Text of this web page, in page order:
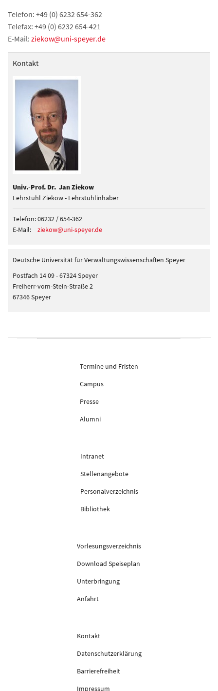
Telefon: +49 (0) 6232 654-362
Telefax: +49 (0) 6232 654-421
E-Mail: ziekow@uni-speyer.de
Kontakt
Univ.-Prof. Dr. Jan Ziekow
Lehrstuhl Ziekow - Lehrstuhlinhaber
Telefon:06232 / 654-362
E-Mail:
ziekow@uni-speyer.de
Deutsche Universität für Verwaltungswissenschaften Speyer
Postfach 14 09 - 67324 Speyer
Freiherr-vom-Stein-Straße 2
67346 Speyer
Termine und Fristen
Campus
Presse
Alumni
Intranet
Stellenangebote
Personalverzeichnis
Bibliothek
Vorlesungsverzeichnis
Download Speiseplan
Unterbringung
Anfahrt
Kontakt
Datenschutzerklärung
Barrierefreiheit
Impressum